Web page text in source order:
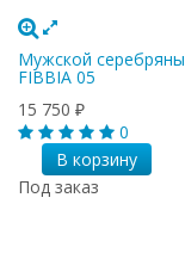
Мужской
FIBBIA 05
15 750 ₽
0
В корзину
Под заказ